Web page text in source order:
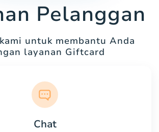
Pelanggan
untuk membantu Anda
layanan Giftcard
Chat